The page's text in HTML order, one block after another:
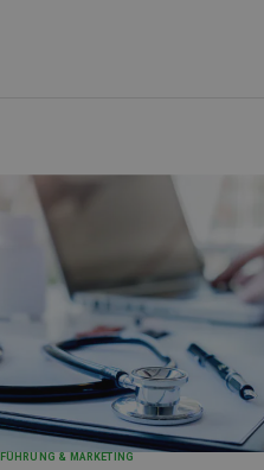
& MARKETING